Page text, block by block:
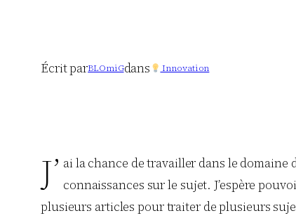
Écrit parBLOmiGdans Innovation
J’ ai la chance de travailler dans le domaine
connaissances sur le sujet. J’espère
plusieurs articles pour traiter de plusieurs